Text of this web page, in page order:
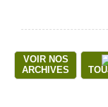
VOIR NOS
ARCHIVES